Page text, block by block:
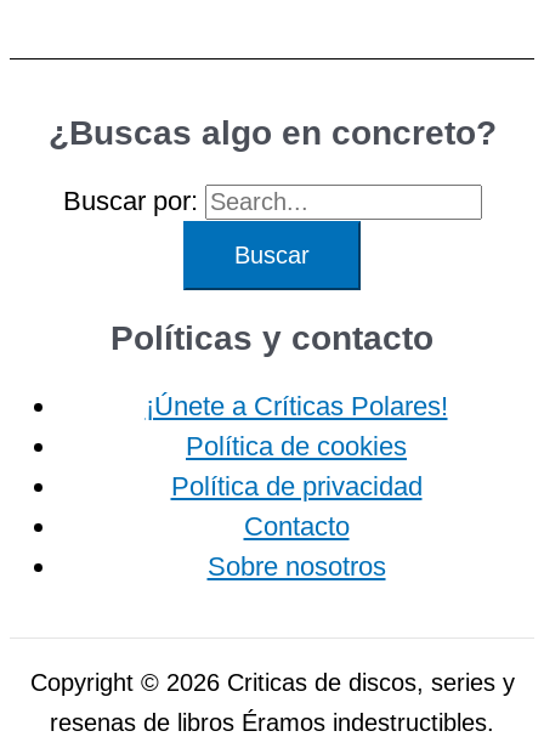
¿Buscas algo en concreto?
Buscar por:
Políticas y contacto
¡Únete a Críticas Polares!
Política de cookies
Política de privacidad
Contacto
Sobre nosotros
Copyright © 2026 Criticas de discos, series y
resenas de libros Éramos indestructibles.